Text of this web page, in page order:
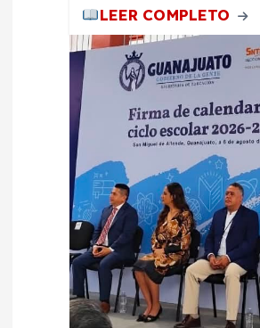
LEER COMPLETO